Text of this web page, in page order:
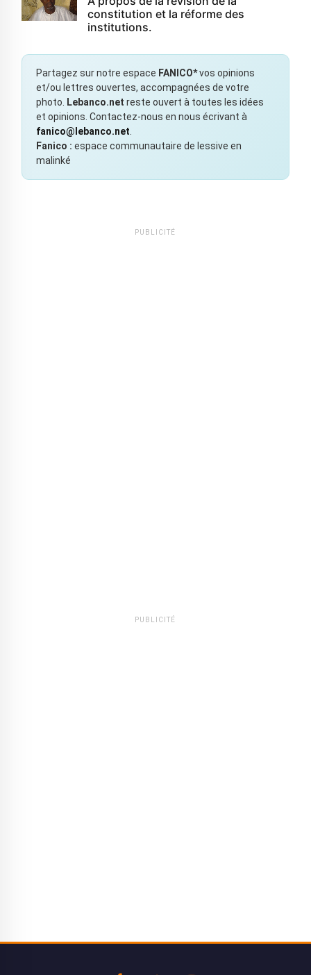
constitution et la réforme des
institutions.
Partagez sur notre espace FANICO*vos opinions
et/ou lettres ouvertes, accompagnées de votre
photo.
Lebanco.net reste ouvert à toutes les idées
et opinions. Contactez-nous en nous écrivant à
fanico@lebanco.net
Fanico : espace communautaire de lessive en
malinké
PUBLICITÉ
PUBLICITÉ